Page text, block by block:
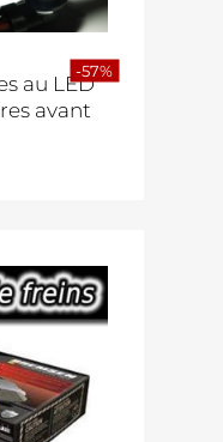
au LED
avant
-57%